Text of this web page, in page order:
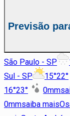
Previsão
São Paulo - SP
Sul - SP
15°22°
16°23° 0mm
0mmsaiba mais